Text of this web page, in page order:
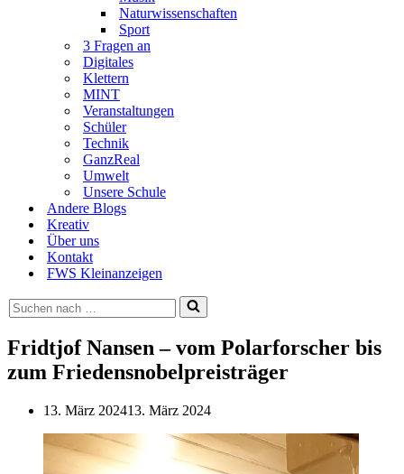
Naturwissenschaften
Sport
3 Fragen an
Digitales
Klettern
MINT
Veranstaltungen
Schüler
Technik
GanzReal
Umwelt
Unsere Schule
Andere Blogs
Kreativ
Über uns
Kontakt
FWS Kleinanzeigen
Suchen
nach …
Fridtjof Nansen – vom Polarforscher bis
zum Friedensnobelpreisträger
13. März 202413. März 2024